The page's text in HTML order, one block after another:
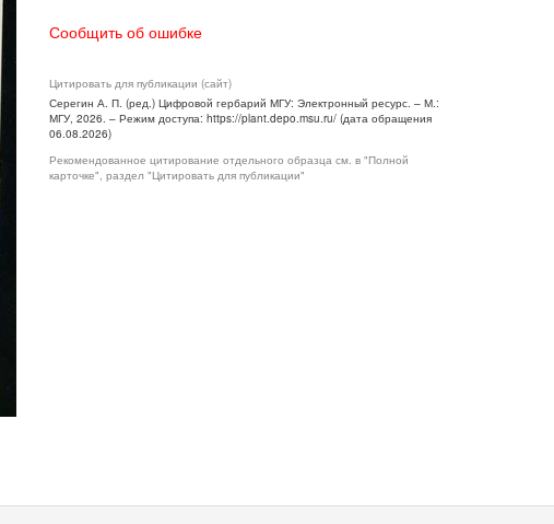
Сообщить об ошибке
Цитировать для публикации (сайт)
Серегин А. П. (ред.) Цифровой гербарий МГУ: Электронный ресурс. – М.:
МГУ, 2026. – Режим доступа: https://plant.depo.msu.ru/ (дата обращения
06.08.2026)
Рекомендованное цитирование отдельного образца см. в "Полной
карточке", раздел "Цитировать для публикации"